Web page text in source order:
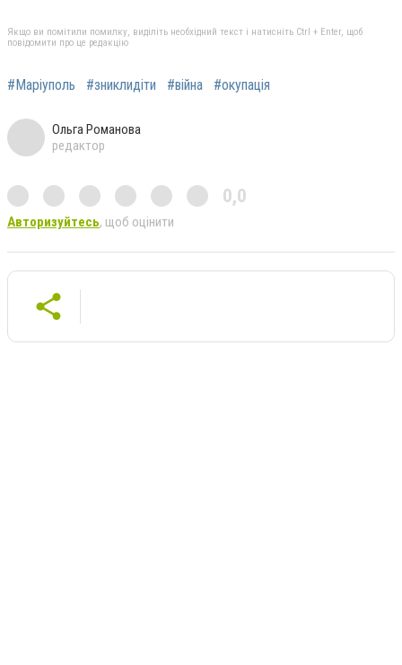
Якщо ви помітили помилку, виділіть необхідний текст і натисніть Ctrl + Enter, щоб
повідомити про це редакцію
#Маріуполь #зниклидіти #війна #окупація
Ольга Романова
редактор
0,0
Авторизуйтесь, щоб оцінити